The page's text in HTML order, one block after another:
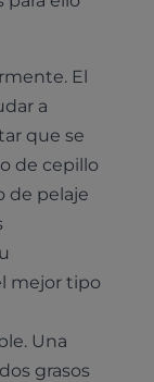
El
a
que se
de cepillo
de pelaje
mejor tipo
Una
grasos